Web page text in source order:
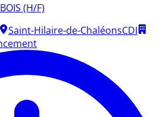
(H/F)
Saint-Hilaire-de-ChaléonsCDI